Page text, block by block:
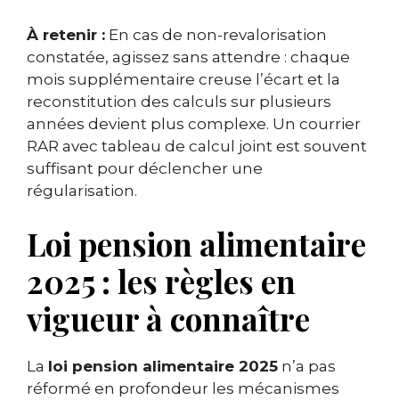
À retenir : En cas de non-revalorisation
constatée, agissez sans attendre : chaque
mois supplémentaire creuse l’écart et la
reconstitution des calculs sur plusieurs
années devient plus complexe. Un courrier
RAR avec tableau de calcul joint est souvent
suffisant pour déclencher une
régularisation.
Loi pension alimentaire
2025 : les règles en
vigueur à connaître
La loi pension alimentaire 2025 n’a pas
réformé en profondeur les mécanismes